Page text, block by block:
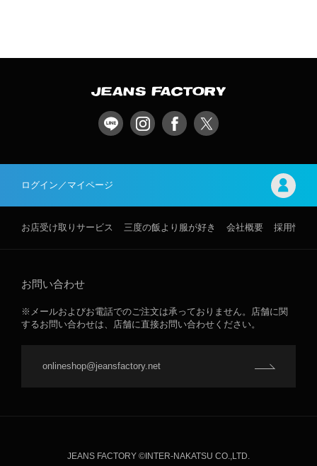
ログイン／マイページ
お店受け取りサービス 三度の飯より服が好き 会社概要 採用情報
お問い合わせ
※メールおよびお電話でのご注文は承っておりません。店舗に関
するお問い合わせは、店舗に直接お問い合わせください。
onlineshop@jeansfactory.net
JEANS FACTORY ©INTER-NAKATSU CO.,LTD.